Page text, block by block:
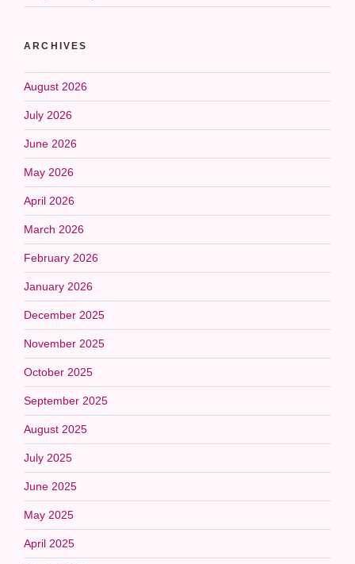
ARCHIVES
August 2026
July 2026
June 2026
May 2026
April 2026
March 2026
February 2026
January 2026
December 2025
November 2025
October 2025
September 2025
August 2025
July 2025
June 2025
May 2025
April 2025